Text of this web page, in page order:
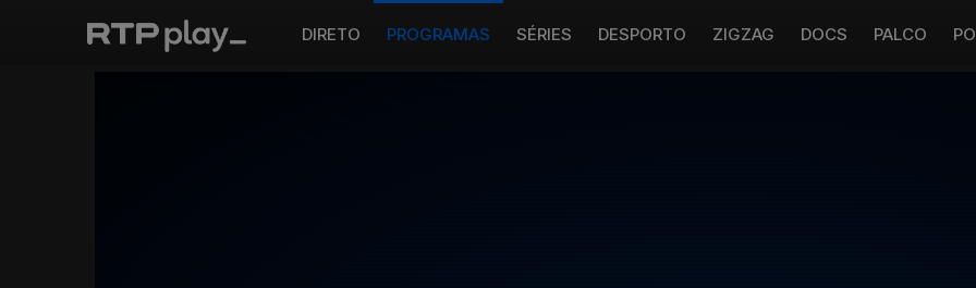
DIRETO PROGRAMAS SÉRIES DESPORTO ZIGZAG DOCS PALCO